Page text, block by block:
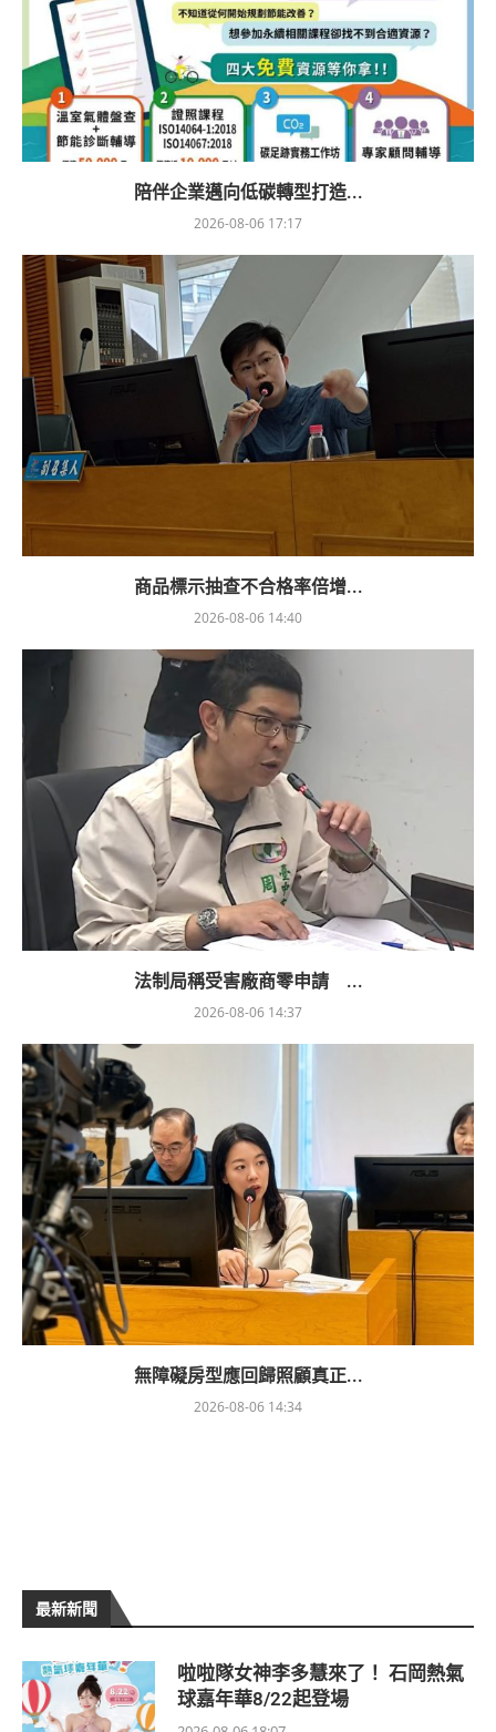
陪伴企業邁向低碳轉型打造...
2026-08-06 17:17
商品標示抽查不合格率倍增...
2026-08-06 14:40
法制局稱受害廠商零申請 ...
2026-08-06 14:37
無障礙房型應回歸照顧真正...
2026-08-06 14:34
最新新聞
啦啦隊女神李多慧來了！ 石岡熱氣
球嘉年華8/22起登場